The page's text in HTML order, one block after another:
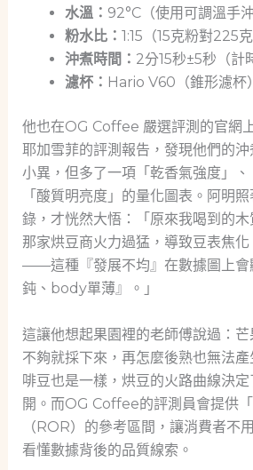
水溫： 92°C（使用可調溫手沖
粉水比： 1:15（15克粉對225克
沖煮時間： 2分15秒±5秒（計
濾杯： Hario V60（錐形濾杯）
他也在OG Coffee 嚴選評測的官網
耶加雪菲的評測報告，發現他們的沖
小異，但多了一項「乾香氣強度」、
「酸質明亮度」的量化圖表。阿明
錄，才恍然大悟：「原來我喝到的
那家烘豆商火力過猛，導致豆表焦
——這種『發展不均』在數據圖上會
鈍、body單薄』。」
這讓他想起果園裡的老師傅說過：
不夠就採下來，再怎麼後熟也無法
啡豆也是一樣，烘豆的火路曲線決
開。而OG Coffee的評測員會提供「
（ROR）的參考區間，讓消費者不
看懂數據背後的品質線索。